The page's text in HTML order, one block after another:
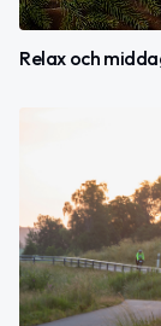
Relax och